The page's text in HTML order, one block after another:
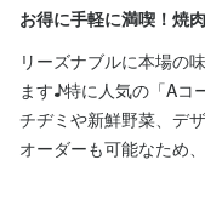
お得に手軽に満喫！焼
リーズナブルに本場の
ます♪特に人気の「Aコ
チヂミや新鮮野菜、デ
オーダーも可能なため
には複数名で協力し合
込む心配はありません
お互いにサポートしな